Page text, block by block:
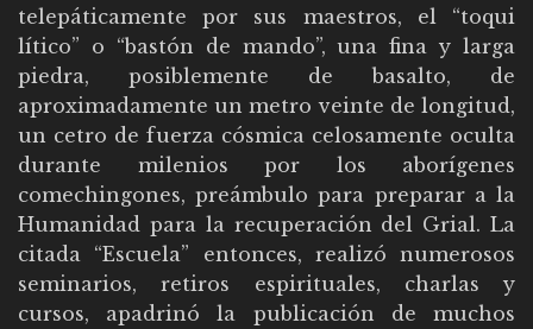
telepáticamente por sus maestros, el “toqui
lítico” o “bastón de mando”, una fina y larga
piedra, posiblemente de basalto, de
aproximadamente un metro veinte de longitud,
un cetro de fuerza cósmica celosamente oculta
durante milenios por los aborígenes
comechingones, preámbulo para preparar a la
Humanidad para la recuperación del Grial. La
citada “Escuela” entonces, realizó numerosos
seminarios, retiros espirituales, charlas y
cursos, apadrinó la publicación de muchos